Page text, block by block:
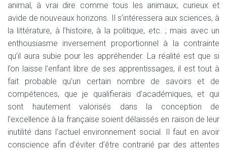
animal, à vrai dire comme tous les animaux, curieux et
avide de nouveaux horizons. Il s’intéressera aux sciences, à
la littérature, à l’histoire, à la politique, etc. ; mais avec un
enthousiasme inversement proportionnel à la contrainte
qu’il aura subie pour les appréhender. La réalité est que si
l’on laisse l’enfant libre de ses apprentissages, il est tout à
fait probable qu’un certain nombre de savoirs et de
compétences, que je qualifierais d’académiques, et qui
sont hautement valorisés dans la conception de
l’excellence à la française soient délaissés en raison de leur
inutilité dans l’actuel environnement social. Il faut en avoir
conscience afin d’éviter d’être contrarié par des attentes